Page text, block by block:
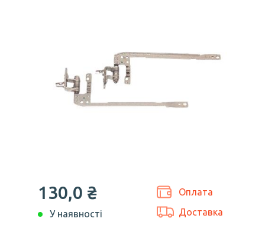
130,0 ₴
У наявності
Оплата
Доставка